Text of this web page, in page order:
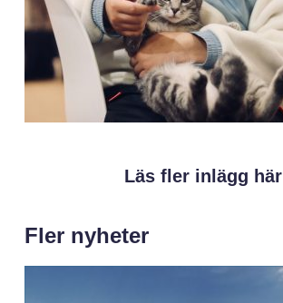
Läs fler inlägg här
Fler nyheter